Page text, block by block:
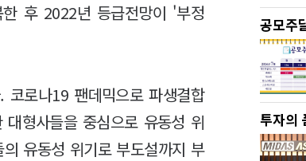
후 2022년 등급전망이 '부정
코로나19 팬데믹으로 파생결합
형사들을 중심으로 유동성 위
유동성 위기로 부도설까지 부
공모주
투자의